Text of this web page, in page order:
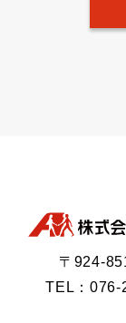
〒924-
TEL：076-